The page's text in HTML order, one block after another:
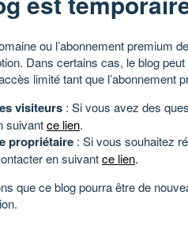
ou l’abonnement premium
Dans certains cas, le blog
limité tant que l’abonnement
visiteurs : Si vous avez des
suivantce lien.
propriétaire : Si vous souhaitez
en suivantce lien.
que ce blog pourra être de